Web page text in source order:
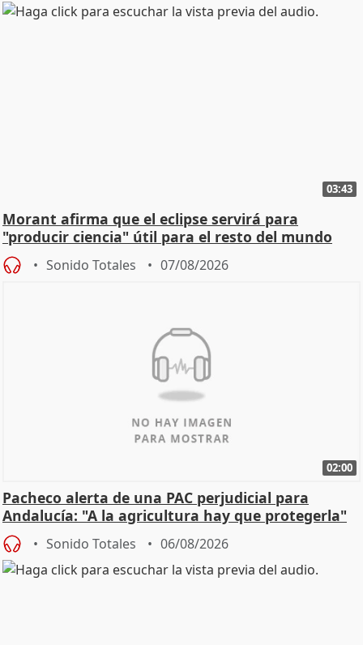
03:43
Morant afirma que el eclipse servirá para
"producir ciencia" útil para el resto del mundo
Sonido Totales 07/08/2026
02:00
Pacheco alerta de una PAC perjudicial para
Andalucía: "A la agricultura hay que protegerla"
Sonido Totales 06/08/2026